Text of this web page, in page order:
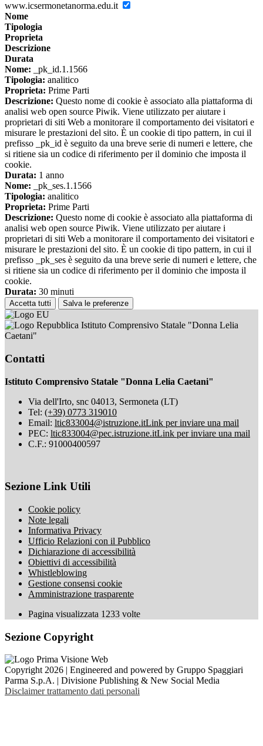
www.icsermonetanorma.edu.it
Nome
Tipologia
Proprieta
Descrizione
Durata
Nome: _pk_id.1.1566
Tipologia: analitico
Proprieta: Prime Parti
Descrizione: Questo nome di cookie è associato alla piattaforma di
analisi web open source Piwik. Viene utilizzato per aiutare i
proprietari di siti Web a monitorare il comportamento dei visitatori e
misurare le prestazioni del sito. È un cookie di tipo pattern, in cui il
prefisso _pk_id è seguito da una breve serie di numeri e lettere, che
si ritiene sia un codice di riferimento per il dominio che imposta il
cookie.
Durata: 1 anno
Nome: _pk_ses.1.1566
Tipologia: analitico
Proprieta: Prime Parti
Descrizione: Questo nome di cookie è associato alla piattaforma di
analisi web open source Piwik. Viene utilizzato per aiutare i
proprietari di siti Web a monitorare il comportamento dei visitatori e
misurare le prestazioni del sito. È un cookie di tipo pattern, in cui il
prefisso _pk_ses è seguito da una breve serie di numeri e lettere, che
si ritiene sia un codice di riferimento per il dominio che imposta il
cookie.
Durata: 30 minuti
Accetta tutti Salva le preferenze
Istituto Comprensivo Statale "Donna Lelia
Caetani"
Contatti
Istituto Comprensivo Statale "Donna Lelia Caetani"
Via dell'Irto, snc 04013, Sermoneta (LT)
Tel: (+39) 0773 319010
Email: ltic833004@istruzione.itLink per inviare una mail
PEC: ltic833004@pec.istruzione.itLink per inviare una mail
C.F.: 91000400597
Sezione Link Utili
Cookie policy
Note legali
Informativa Privacy
Ufficio Relazioni con il Pubblico
Dichiarazione di accessibilità
Obiettivi di accessibilità
Whistleblowing
Gestione consensi cookie
Amministrazione trasparente
Pagina visualizzata 1233 volte
Sezione Copyright
Copyright 2026 | Engineered and powered by Gruppo Spaggiari
Parma S.p.A. | Divisione Publishing & New Social Media
Disclaimer trattamento dati personali